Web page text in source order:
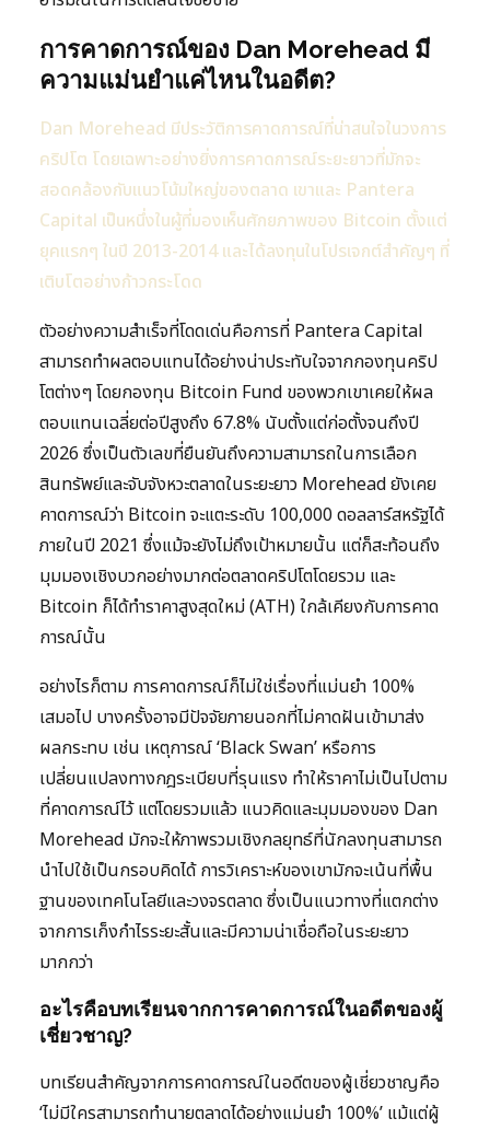
การคาดการณ์ของ Dan Morehead มี
ความแม่นยำแค่ไหนในอดีต?
Dan Morehead มีประวัติการคาดการณ์ที่น่าสนใจในวงการ
คริปโต โดยเฉพาะอย่างยิ่งการคาดการณ์ระยะยาวที่มักจะ
สอดคล้องกับแนวโน้มใหญ่ของตลาด เขาและ Pantera
Capital เป็นหนึ่งในผู้ที่มองเห็นศักยภาพของ Bitcoin ตั้งแต่
ยุคแรกๆ ในปี 2013-2014 และได้ลงทุนในโปรเจกต์สำคัญๆ ที่
เติบโตอย่างก้าวกระโดด
ตัวอย่างความสำเร็จที่โดดเด่นคือการที่ Pantera Capital
สามารถทำผลตอบแทนได้อย่างน่าประทับใจจากกองทุนคริป
โตต่างๆ โดยกองทุน Bitcoin Fund ของพวกเขาเคยให้ผล
ตอบแทนเฉลี่ยต่อปีสูงถึง 67.8% นับตั้งแต่ก่อตั้งจนถึงปี
2026 ซึ่งเป็นตัวเลขที่ยืนยันถึงความสามารถในการเลือก
สินทรัพย์และจับจังหวะตลาดในระยะยาว Morehead ยังเคย
คาดการณ์ว่า Bitcoin จะแตะระดับ 100,000 ดอลลาร์สหรัฐได้
ภายในปี 2021 ซึ่งแม้จะยังไม่ถึงเป้าหมายนั้น แต่ก็สะท้อนถึง
มุมมองเชิงบวกอย่างมากต่อตลาดคริปโตโดยรวม และ
Bitcoin ก็ได้ทำราคาสูงสุดใหม่ (ATH) ใกล้เคียงกับการคาด
การณ์นั้น
อย่างไรก็ตาม การคาดการณ์ก็ไม่ใช่เรื่องที่แม่นยำ 100%
เสมอไป บางครั้งอาจมีปัจจัยภายนอกที่ไม่คาดฝันเข้ามาส่ง
ผลกระทบ เช่น เหตุการณ์ ‘Black Swan’ หรือการ
เปลี่ยนแปลงทางกฎระเบียบที่รุนแรง ทำให้ราคาไม่เป็นไปตาม
ที่คาดการณ์ไว้ แต่โดยรวมแล้ว แนวคิดและมุมมองของ Dan
Morehead มักจะให้ภาพรวมเชิงกลยุทธ์ที่นักลงทุนสามารถ
นำไปใช้เป็นกรอบคิดได้ การวิเคราะห์ของเขามักจะเน้นที่พื้น
ฐานของเทคโนโลยีและวงจรตลาด ซึ่งเป็นแนวทางที่แตกต่าง
จากการเก็งกำไรระยะสั้นและมีความน่าเชื่อถือในระยะยาว
มากกว่า
อะไรคือบทเรียนจากการคาดการณ์ในอดีตของผู้
เชี่ยวชาญ?
บทเรียนสำคัญจากการคาดการณ์ในอดีตของผู้เชี่ยวชาญคือ
‘ไม่มีใครสามารถทำนายตลาดได้อย่างแม่นยำ 100%’ แม้แต่ผู้